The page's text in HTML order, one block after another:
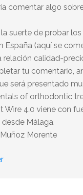
comentar algo
suerte de probar
España (aquí se
relación calidad-
tu comentario,
será presentado
of orthodontic
Wire 4.0 viene con
Málaga.
Muñoz Morente